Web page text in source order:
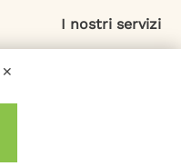
I nostri servizi
✕